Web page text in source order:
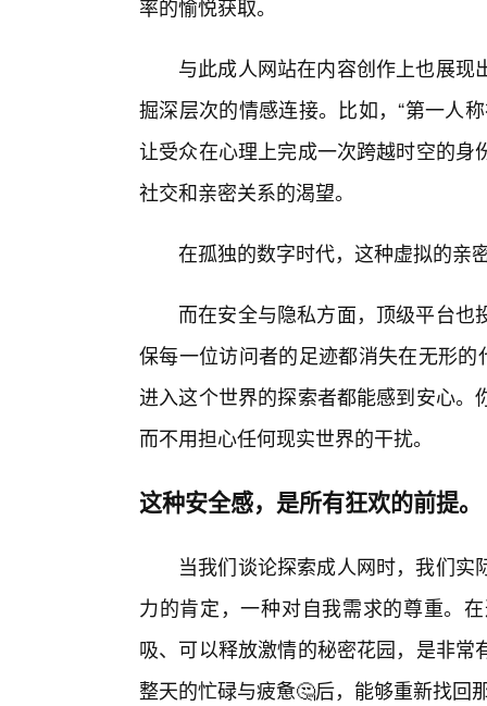
率的愉悦获取。
与此成人网站在内容创作上也展
掘深层次的情感连接。比如，“第一人
让受众在心理上完成一次跨越时空的
社交和亲密关系的渴望。
在孤独的数字时代，这种虚拟的亲
而在安全与隐私方面，顶级平台
保每一位访问者的足迹都消失在无形
进入这个世界的探索者都能感到安心
而不用担心任何现实世界的干扰。
这种安全感，是所有狂欢的前提。
当我们谈论探索成人网时，我们
力的肯定，一种对自我需求的尊重。
吸、可以释放激情的秘密花园，是非
整天的忙碌与疲惫🤔后，能够重新找回